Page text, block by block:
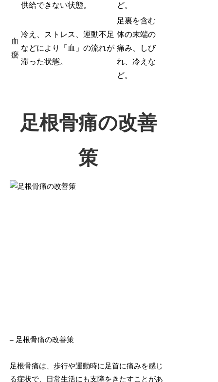
供給できない状態。
ど。
血
瘀
冷え、ストレス、運動不足
などにより「血」の流れが
滞った状態。
足裏を含む
体の末端の
痛み、しび
れ、冷えな
ど。
足根骨痛の改善
策
– 足根骨痛の改善策
足根骨痛は、歩行や運動時に足首に痛みを感じ
る症状で、日常生活にも支障をきたすことがあ